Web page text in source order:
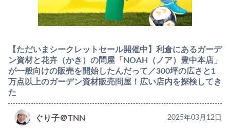
【ただいまシークレットセール開催中】利倉にあるガーデ
ン資材と花卉（かき）の問屋「NOAH（ノア）豊中本店」
が一般向けの販売を開始したんだって／300坪の広さと1
万点以上のガーデン資材販売問屋！広い店内を探検してき
た
ぐり子＠TNN 2025年03月12日